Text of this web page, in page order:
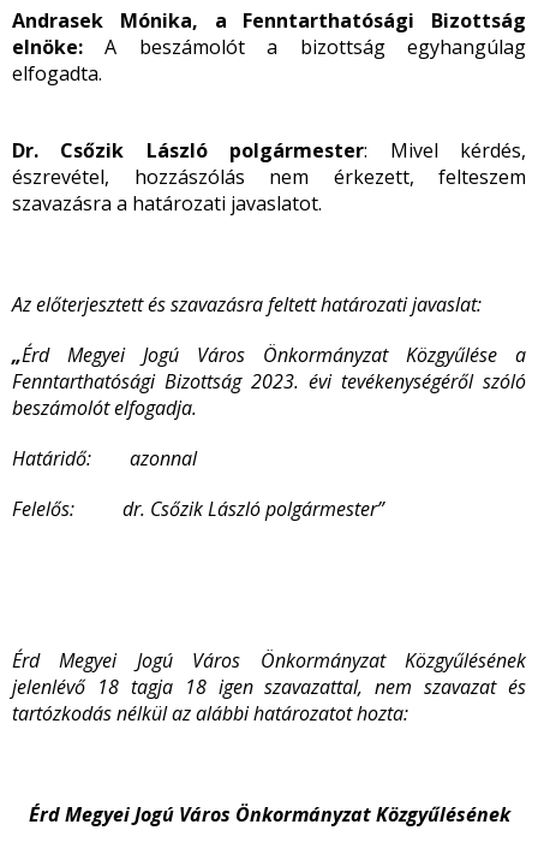
Andrasek Mónika, a Fenntarthatósági Bizottság
elnöke:A beszámolót a bizottság egyhangúlag
elfogadta.
Dr. Csőzik László polgármester: Mivel kérdés,
észrevétel, hozzászólás nem érkezett, felteszem
szavazásra a határozati javaslatot.
Az előterjesztett és szavazásra feltett határozati javaslat:
„Érd Megyei Jogú Város Önkormányzat Közgyűlése a
Fenntarthatósági Bizottság 2023. évi tevékenységéről szóló
beszámolót elfogadja.
Határidő: azonnal
Felelős: dr. Csőzik László polgármester”
Érd Megyei Jogú Város Önkormányzat Közgyűlésének
jelenlévő 18 tagja 18 igen szavazattal, nem szavazat és
tartózkodás nélkül az alábbi határozatot hozta:
Érd Megyei Jogú Város Önkormányzat Közgyűlésének